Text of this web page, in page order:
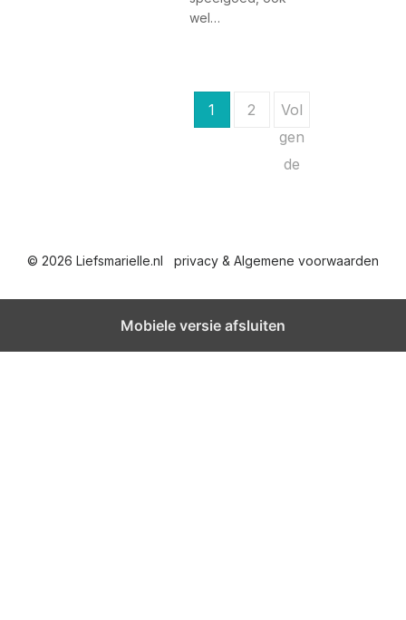
wel…
h
t
1 2
Vol
gen
de
© 2026 Liefsmarielle.nl privacy & Algemene voorwaarden
Mobiele versie afsluiten